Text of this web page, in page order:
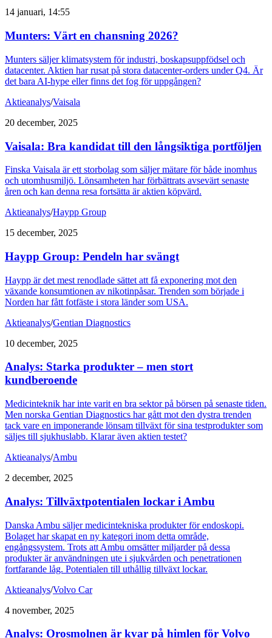
14 januari, 14:55
Munters: Värt en chansning 2026?
Munters säljer klimatsystem för industri, boskapsuppfödsel och
datacenter. Aktien har rusat på stora datacenter-orders under Q4. Är
det bara AI-hype eller finns det fog för uppgången?
Aktieanalys/Vaisala
20 december, 2025
Vaisala: Bra kandidat till den långsiktiga portföljen
Finska Vaisala är ett storbolag som säljer mätare för både inomhus
och utomhusmiljö. Lönsamheten har förbättrats avsevärt senaste
åren och kan denna resa fortsätta är aktien köpvärd.
Aktieanalys/Haypp Group
15 december, 2025
Haypp Group: Pendeln har svängt
Haypp är det mest renodlade sättet att få exponering mot den
växande konsumtionen av nikotinpåsar. Trenden som började i
Norden har fått fotfäste i stora länder som USA.
Aktieanalys/Gentian Diagnostics
10 december, 2025
Analys: Starka produkter – men stort
kundberoende
Medicinteknik har inte varit en bra sektor på börsen på senaste tiden.
Men norska Gentian Diagnostics har gått mot den dystra trenden
tack vare en imponerande lönsam tillväxt för sina testprodukter som
säljes till sjukhuslabb. Klarar även aktien testet?
Aktieanalys/Ambu
2 december, 2025
Analys: Tillväxtpotentialen lockar i Ambu
Danska Ambu säljer medicintekniska produkter för endoskopi.
Bolaget har skapat en ny kategori inom detta område,
engångssystem. Trots att Ambu omsätter miljarder på dessa
produkter är användningen ute i sjukvården och penetrationen
fortfarande låg. Potentialen till uthållig tillväxt lockar.
Aktieanalys/Volvo Car
4 november, 2025
Analys: Orosmolnen är kvar på himlen för Volvo